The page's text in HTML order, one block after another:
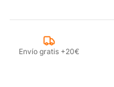
Envío gratis +20€